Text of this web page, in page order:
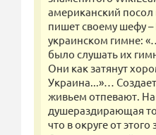
американский
пишет своему шефу
украинском гимне:
было слушать их
Они как затянут
Украина...»…
живьем отпевают.
душераздирающая
что в округе от